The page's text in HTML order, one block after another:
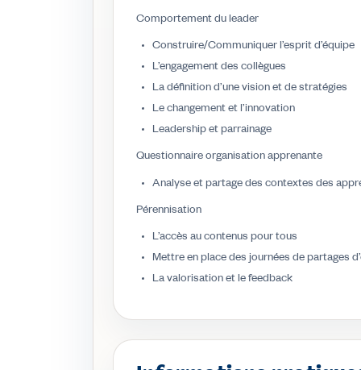
Comportement du leader
Construire/Communiquer l’esprit d’équipe
L’engagement des collègues
La définition d’une vision et de stratégies
Le changement et l’innovation
Leadership et parrainage
Questionnaire organisation apprenante
Analyse et partage des contextes des
Pérennisation
L’accès au contenus pour tous
Mettre en place des journées de partages
La valorisation et le feedback